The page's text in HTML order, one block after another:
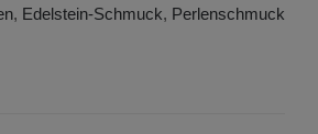
, Edelstein-Schmuck, Perlenschmuck